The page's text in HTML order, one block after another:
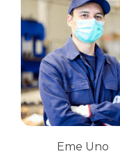
Eme Uno